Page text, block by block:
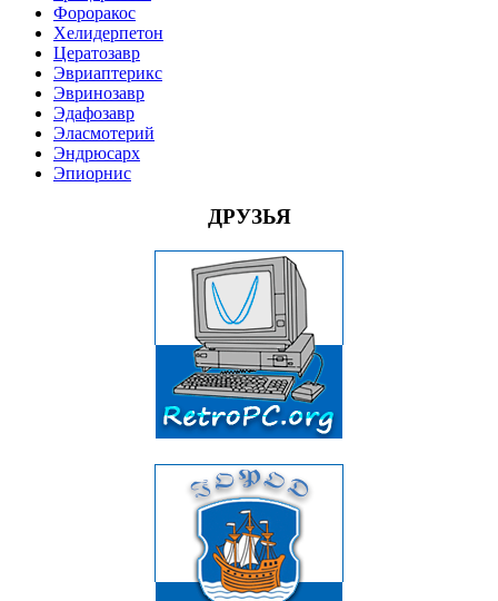
Фороракос
Хелидерпетон
Цератозавр
Эвриаптерикс
Эвринозавр
Эдафозавр
Эласмотерий
Эндрюсарх
Эпиорнис
ДРУЗЬЯ